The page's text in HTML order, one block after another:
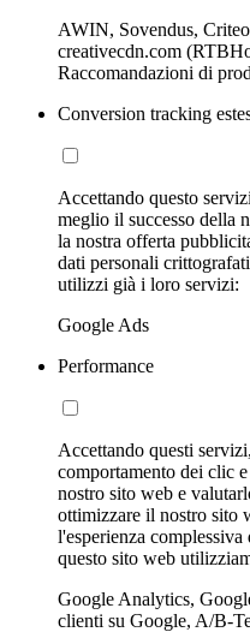
AWIN, Sovendus,
creativecdn.com
Raccomandazioni di
Conversion tracking
Accettando questo
meglio il successo della
la nostra offerta
dati personali
utilizzi già i loro servizi:
Google Ads
Performance
Accettando questi
comportamento dei clic
nostro sito web e
ottimizzare il nostro sito
l'esperienza
questo sito web
Google Analytics,
clienti su Google, A/B-